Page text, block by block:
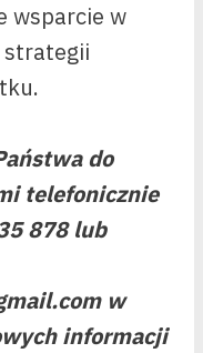
wsparcie w
strategii
do
telefonicznie
878 lub
w
informacji